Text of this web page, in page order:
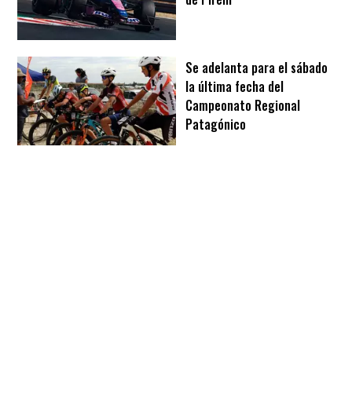
Se adelanta para el sábado
la última fecha del
Campeonato Regional
Patagónico